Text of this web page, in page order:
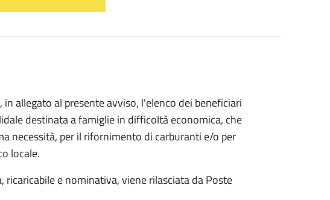
allegato al presente avviso, l'elenco dei beneficiari
destinata a famiglie in difficoltà economica, che
necessità, per il rifornimento di carburanti e/o per
locale.
e nominativa, viene rilasciata da Poste